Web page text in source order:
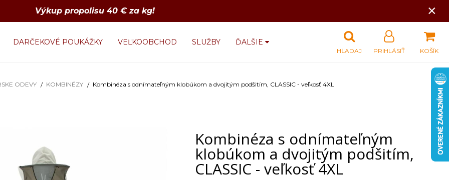
Výkup propolisu 40 € za kg! ×
DARČEKOVÉ POUKÁŽKY VEĽKOOBCHOD SLUŽBY ĎALŠIE
KOŠÍK
PRIHLÁSIŤ
HĽADAJ
ODEVY KOMBINÉZY Kombinéza s odnímateľným klobúkom a dvojitým podšitím, CLASSIC - veľkosť 4XL
Kombinéza s odnímateľným
klobúkom a dvojitým podšitím,
CLASSIC - veľkosť 4XL